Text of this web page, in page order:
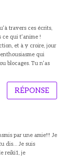
travers ces écrits,
qui t’anime !
et à y croire, jour
qui
blocages. Tu n’as
RÉPONSE
par une amie!!! Je
dis… Je suis
reiki1, je